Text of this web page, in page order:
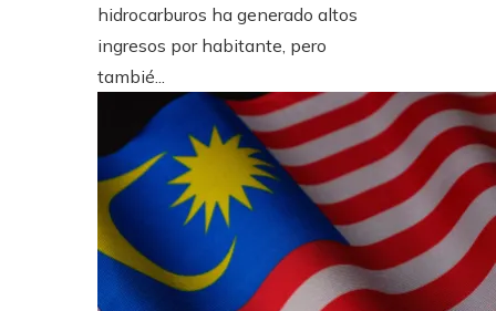
hidrocarburos ha generado altos
ingresos por habitante, pero
tambié...